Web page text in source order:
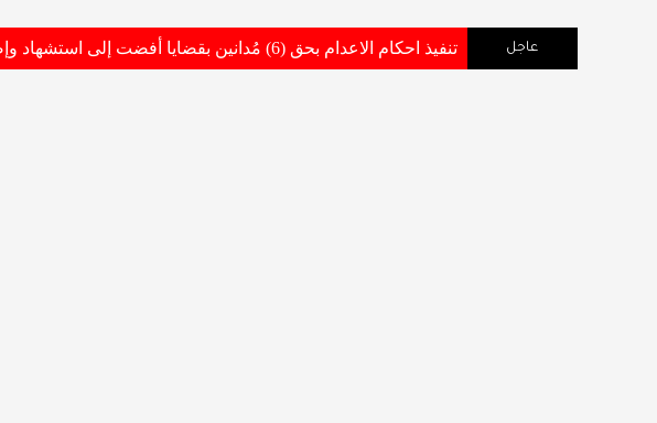
عاجل تنفيذ احكام الاعدام بحق (6) مُدانين بقضايا أفضت إلى استشهاد وإصابة عدد من مرتبات القوات المسلحة والاجهزة الامنية .. تفاصيل وأسماء